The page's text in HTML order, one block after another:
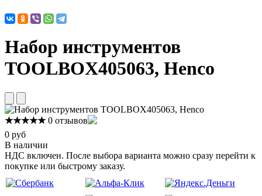
Набор инструментов
TOOLBOX405063, Henco
★★★★★ 0 отзывов
0 руб
В наличии
НДС включен. После выбора варианта можно сразу перейти к
покупке или быстрому заказу.